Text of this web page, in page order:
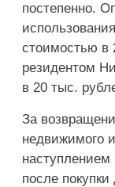
постепенно.
стоимостью в
резидентом
в 20 тыс.
За
недвижимого
наступлением
после